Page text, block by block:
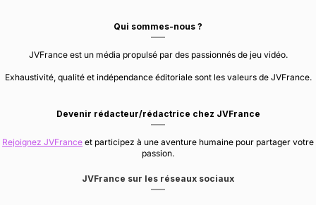
Qui sommes-nous ?
JVFrance est un média propulsé par des passionnés de jeu vidéo.
Exhaustivité, qualité et indépendance éditoriale sont les valeurs de JVFrance.
Devenir rédacteur/rédactrice chez JVFrance
Rejoignez JVFrance et participez à une aventure humaine pour partager votre
passion.
JVFrance sur les réseaux sociaux